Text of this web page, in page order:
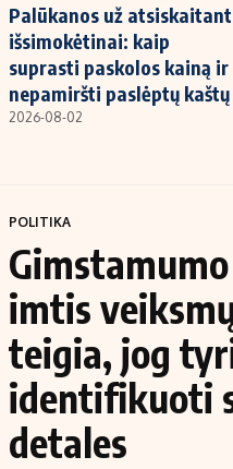
Palūkanos už atsiskaitant
išsimokėtinai: kaip
suprasti paskolos kainą ir
nepamiršti paslėptų kaštų
2026-08-02
POLITIKA
imtis
teigia, jog
identifikuoti
detales